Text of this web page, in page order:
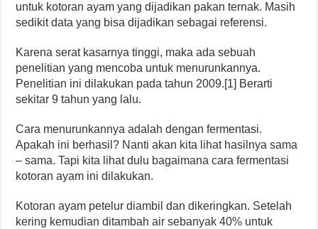
untuk kotoran ayam yang dijadikan pakan ternak. Masih
sedikit data yang bisa dijadikan sebagai referensi.
Karena serat kasarnya tinggi, maka ada sebuah
penelitian yang mencoba untuk menurunkannya.
Penelitian ini dilakukan pada tahun 2009.[1] Berarti
sekitar 9 tahun yang lalu.
Cara menurunkannya adalah dengan fermentasi.
Apakah ini berhasil? Nanti akan kita lihat hasilnya sama
– sama. Tapi kita lihat dulu bagaimana cara fermentasi
kotoran ayam ini dilakukan.
Kotoran ayam petelur diambil dan dikeringkan. Setelah
kering kemudian ditambah air sebanyak 40% untuk